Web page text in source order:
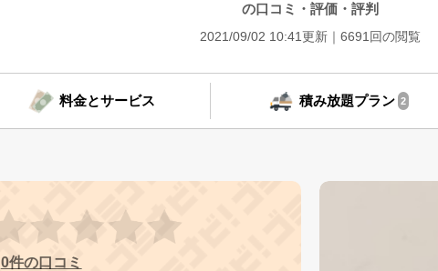
の口コミ・評価・評判
2021/09/02 10:41更新 6691回の閲覧
料金とサービス 積み放題プラン 2
0件の口コミ